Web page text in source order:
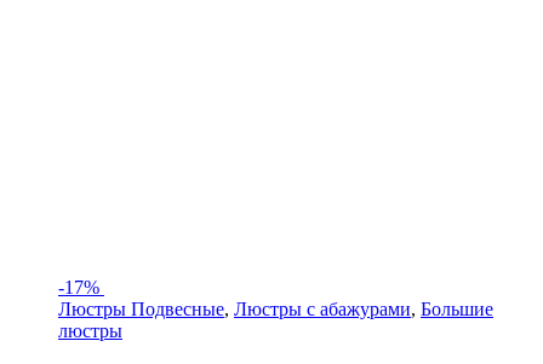
-17%
Люстры Подвесные, Люстры с абажурами, Большие
люстры